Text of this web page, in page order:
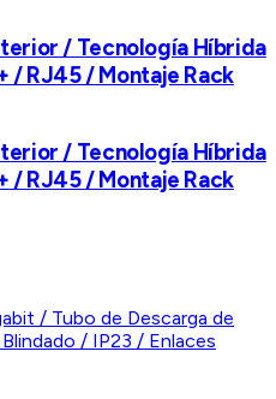
/ Tecnología Híbrida
/ RJ45 / Montaje Rack
/ Tecnología Híbrida
/ RJ45 / Montaje Rack